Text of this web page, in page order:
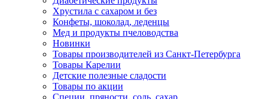
Хрустила с сахаром и без
Конфеты, шоколад, леденцы
Мед и продукты пчеловодства
Новинки
Товары производителей из Санкт-Петербурга
Товары Карелии
Детские полезные сладости
Товары по акции
Специи, пряности, соль, сахар